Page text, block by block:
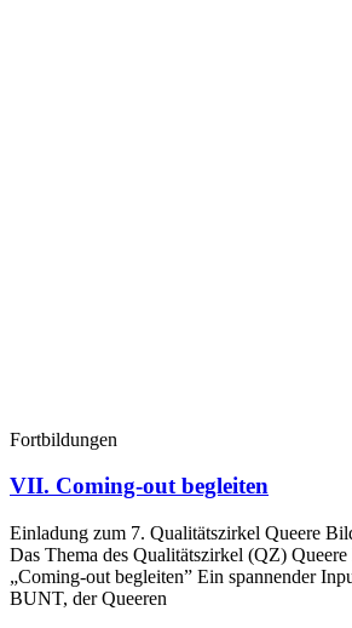
Fortbildungen
VII. Coming-out begleiten
Einladung zum 7. Qualitätszirkel Queere
Das Thema des Qualitätszirkel (QZ)
„Coming-out begleiten” Ein spannender
BUNT, der Queeren